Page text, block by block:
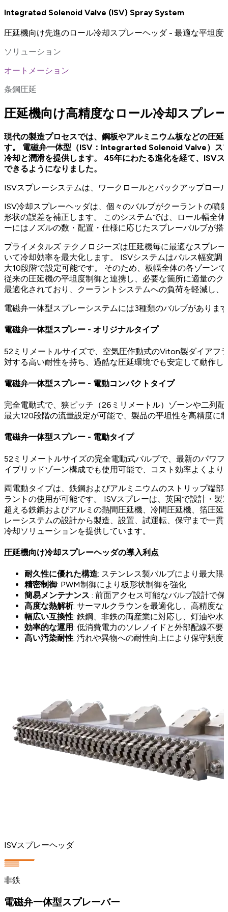
Integrated Solenoid Valve (ISV) Spray System
圧延機向け先進のロール冷却スプレーヘッダ - 最適な平坦度
ソリューション
オートメーション
条鋼圧延
圧延機向け高精度なロール冷却スプレ
現代の製造プロセスでは、鋼板やアルミニウム板などの圧
す。 電磁弁一体型（ISV：Integrarted Solenoid Valve）ス
冷却と潤滑を提供します。 45年にわたる進化を経て、ISV
できるようになりました。
ISVスプレーシステムは、ワークロールとバックアップロー
ISV冷却スプレーヘッダは、個々のバルブがクーラントの噴
形状の誤差を補正します。 このシステムでは、ロール幅全
ーにはノズルの数・配置・仕様に応じたスプレーバルブが搭
プライメタルズ テクノロジーズは圧延機毎に最適なスプレ
いて冷却効率を最大化します。 ISVシステムはパルス幅変
大10段階で設定可能です。 そのため、板幅全体の各ゾーン
従来の圧延機の平坦度制御と連携し、必要な箇所に適量の
最適化されており、クーラントシステムへの負荷を軽減し、
電磁弁一体型スプレーシステムには3種類のバルブがありま
電磁弁一体型スプレー - オリジナルタイプ
52ミリメートルサイズで、空気圧作動式のViton製ダイアフ
対する高い耐性を持ち、過酷な圧延環境でも安定して動作し
電磁弁一体型スプレー - 電動コンパクトタイプ
完全電動式で、狭ピッチ（26ミリメートル）ゾーンや二列
最大120段階の流量設定が可能で、製品の平坦性を高精度に
電磁弁一体型スプレー - 電動タイプ
52ミリメートルサイズの完全電動式バルブで、最新のパワ
イブリッドゾーン構成でも使用可能で、コスト効率よくよ
両電動タイプは、鉄鋼およびアルミニウムのストリップ端
ラントの使用が可能です。 ISVスプレーは、英国で設計・
超える鉄鋼およびアルミの熱間圧延機、冷間圧延機、箔圧
レーシステムの設計から製造、設置、試運転、保守まで一
冷却ソリューションを提供しています。
圧延機向け冷却スプレーヘッダの導入利点
耐久性に優れた構造: ステンレス製バルブにより最大限
精密制御: PWM制御により板形状制御を強化
簡易メンテナンス : 前面アクセス可能なバルブ設計で
高度な熱解析: サーマルクラウンを最適化し、高精度な
幅広い互換性: 鉄鋼、非鉄の両産業に対応し、灯油や水
効率的な運用: 低消費電力のソレノイドと外部配線不要
高い汚染耐性: 汚れや異物への耐性向上により保守頻度
ISVスプレーヘッダ
非鉄
電磁弁一体型スプレーバー